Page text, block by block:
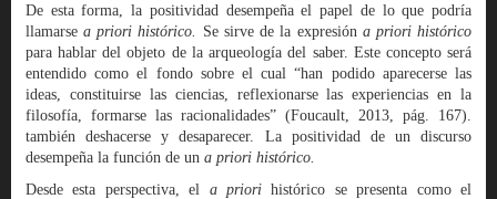
De esta forma, la positividad desempeña el papel de lo que podría
llamarsea priori histórico. Se sirve de la expresión a priori histórico
para hablar del objeto de la arqueología del saber. Este concepto será
entendido como el fondo sobre el cual “han podido aparecerse las
ideas, constituirse las ciencias, reflexionarse las experiencias en la
filosofía, formarse las racionalidades” (Foucault, 2013, pág. 167).
también deshacerse y desaparecer. La positividad de un discurso
desempeña la función de un a priori histórico.
Desde esta perspectiva, el a priori histórico se presenta como el